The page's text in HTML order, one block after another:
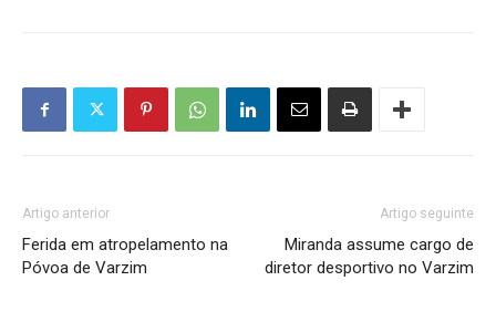
Artigo anterior
Ferida em atropelamento na
Póvoa de Varzim
Artigo seguinte
Miranda assume cargo de
diretor desportivo no Varzim